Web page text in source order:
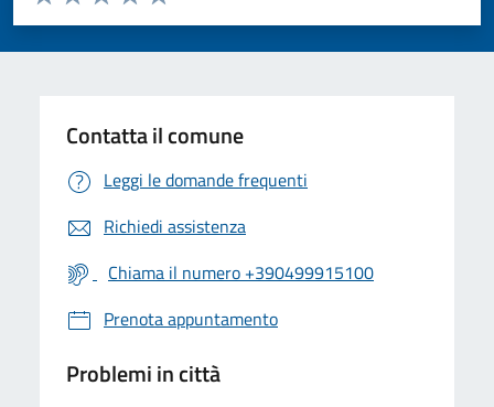
Valuta 5 stelle su 5
Valuta 4 stelle su 5
Valuta 3 stelle su 5
Valuta 2 stelle su 5
Valuta 1 stelle su 5
Contatta il comune
Leggi le domande frequenti
Richiedi assistenza
Chiama il numero +390499915100
Prenota appuntamento
Problemi in città